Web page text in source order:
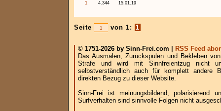
1 4.344 15.01.19
Seite von 1: 1
© 1751-2026 by Sinn-Frei.com |
RSS Feed
Das Ausmalen, Zurückspulen und Bekleben
Strafe und wird mit Sinnfreientzug nicht
selbstverständlich auch für komplett andere
direkten Bezug zu dieser Website.
Sinn-Frei ist meinungsbildend, polarisierend
Surfverhalten sind sinnvolle Folgen nicht